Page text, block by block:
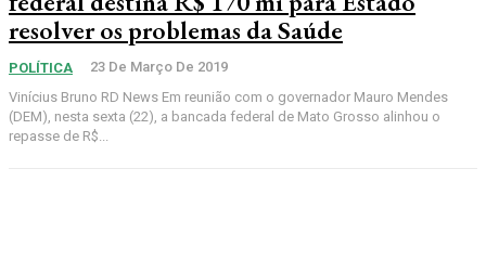
resolver os problemas da Saúde
POLÍTICA
23 De Março De 2019
Vinícius Bruno RD News Em reunião com o governador Mauro Mendes
(DEM), nesta sexta (22), a bancada federal de Mato Grosso alinhou o
repasse de R$...